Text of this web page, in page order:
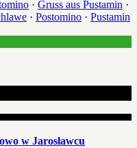
· Gruss aus Pustamin ·
· Postomino · Pustamin
w Jarosławcu